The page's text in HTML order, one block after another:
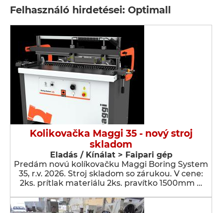
Felhasználó hirdetései: Optimall
Kolikovačka Maggi 35 - nový stroj
skladom
Eladás / Kínálat > Faipari gép
Predám novú kolíkovačku Maggi Boring System
35, r.v. 2026. Stroj skladom so zárukou. V cene:
2ks. prítlak materiálu 2ks. pravítko 1500mm …